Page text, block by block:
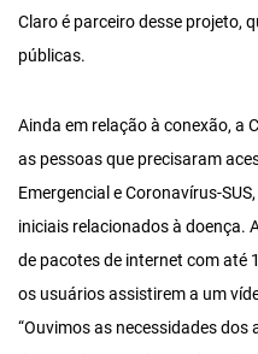
Claro é parceiro desse projeto,
públicas.
Ainda em relação à conexão, a
as pessoas que precisaram
Emergencial e Coronavírus-
iniciais relacionados à doença.
de pacotes de internet com até
os usuários assistirem a um
“Ouvimos as necessidades dos